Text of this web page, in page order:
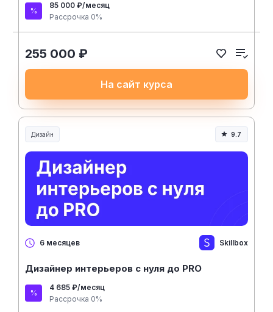
85 000 ₽/месяц
Рассрочка 0%
255 000 ₽
На сайт курса
Дизайн 9.7
6 месяцев Skillbox
Дизайнер интерьеров с нуля до PRO
4 685 ₽/месяц
Рассрочка 0%